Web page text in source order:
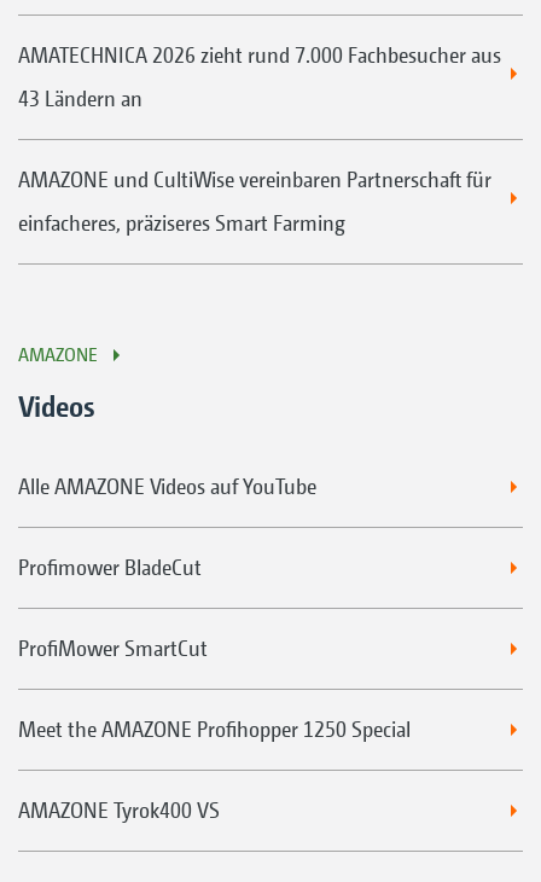
AMATECHNICA 2026 zieht rund 7.000 Fachbesucher aus
43 Ländern an
AMAZONE und CultiWise vereinbaren Partnerschaft für
einfacheres, präziseres Smart Farming
AMAZONE
Videos
Alle AMAZONE Videos auf YouTube
Profimower BladeCut
ProfiMower SmartCut
Meet the AMAZONE Profihopper 1250 Special
AMAZONE Tyrok400 VS